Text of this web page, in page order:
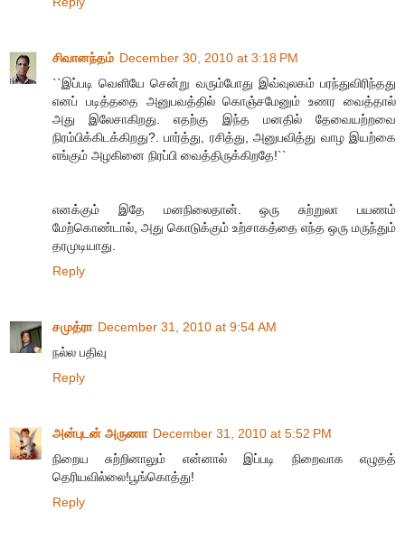
சிவானந்தம் December 30, 2010 at 3:18 PM
``இப்படி வெளியே சென்று வரும்போது இவ்வுலகம் பரந்துவிரிந்தது
எனப் படித்ததை அனுபவத்தில் கொஞ்சமேனும் உணர வைத்தால்
அது இலேசாகிறது. எதற்கு இந்த மனதில் தேவையற்றவை
நிரம்பிக்கிடக்கிறது?. பார்த்து, ரசித்து, அனுபவித்து வாழ இயற்கை
எங்கும் அழகினை நிரப்பி வைத்திருக்கிறதே!``
எனக்கும் இதே மனநிலைதான். ஒரு சுற்றுலா பயணம்
மேற்கொண்டால், அது கொடுக்கும் உற்சாகத்தை எந்த ஒரு மருந்தும்
தரமுடியாது.
Reply
சமுத்ரா December 31, 2010 at 9:54 AM
நல்ல பதிவு
Reply
அன்புடன் அருணா December 31, 2010 at 5:52 PM
நிறைய சுற்றினாலும் என்னால் இப்படி நிறைவாக எழுதத்
தெரியவில்லை!பூங்கொத்து!
Reply